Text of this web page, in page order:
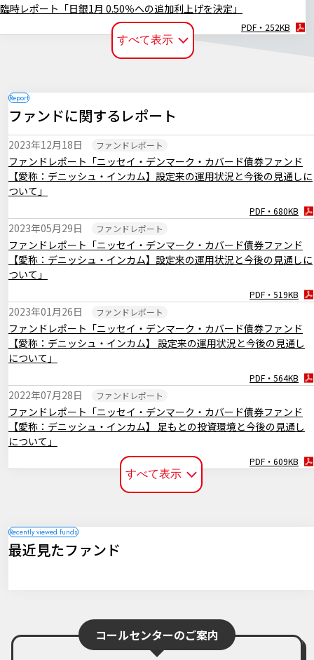
臨時レポート「日銀1月 0.50％への追加利上げを決定」
PDF・252KB
臨時レポート「日銀12月 金融政策の現状維持を決定」
マーケットレポート
臨時レポート「12月FOMC 3会合連続で利下げを決定」
2024年12月19日
PDF・256KB
臨時レポート「11月FOMC 2会合連続で利下げを決定」
2024年11月08日 マーケットレポート
臨時レポート「日銀10月 金融政策の現状維持を決定」
PDF・269KB
臨時レポート「9月FOMC 約4年半ぶりとなる利下げを決定」
2024年09月19日 マーケットレポート
PDF・260KB
臨時レポート「米国の景気減速懸念から金融市場は不安定な展開に」
2024年08月06日 マーケットレポート
PDF・254KB
すべて表示
ファンドに関するレポート
ファンドレポート「ニッセイ・デンマーク・カバード債券ファンド
【愛称：デニッシュ・インカム】設定来の運用状況と今後の見通しに
ついて」
2023年12月18日 ファンドレポート
PDF・680KB
ファンドレポート「ニッセイ・デンマーク・カバード債券ファンド
【愛称：デニッシュ・インカム】設定来の運用状況と今後の見通しに
ついて」
2023年05月29日 ファンドレポート
PDF・519KB
ファンドレポート「ニッセイ・デンマーク・カバード債券ファンド
【愛称：デニッシュ・インカム】 設定来の運用状況と今後の見通し
について」
2023年01月26日 ファンドレポート
PDF・564KB
ファンドレポート「ニッセイ・デンマーク・カバード債券ファンド
【愛称：デニッシュ・インカム】 足もとの投資環境と今後の見通し
について」
2022年07月28日 ファンドレポート
PDF・609KB
ファンドレポート「ニッセイ・デンマーク・カバード債券ファンド
足もとの投資環境」
ファンドレポート
すべて表示
最近見たファンド
コールセンターのご案内